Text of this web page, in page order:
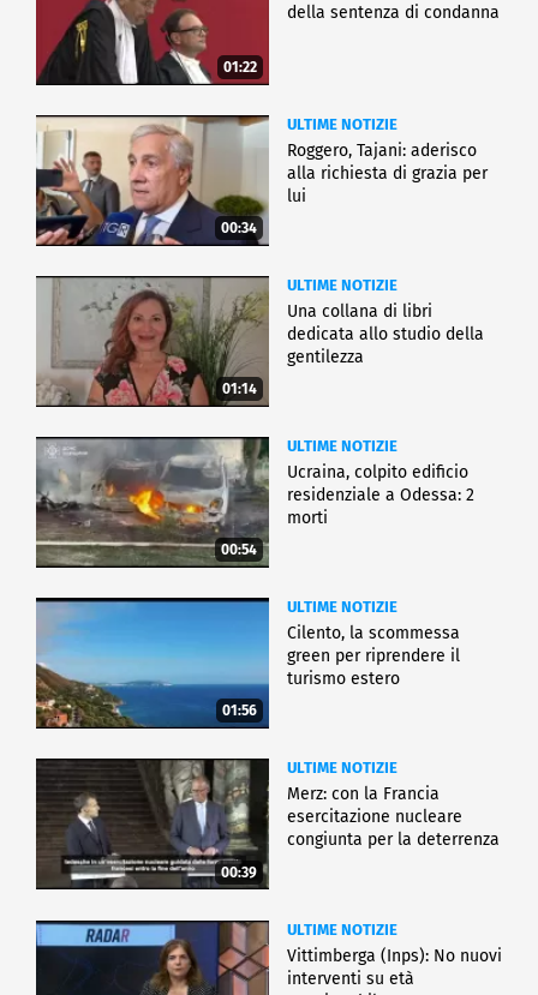
01:22
della sentenza di condanna
00:34
ULTIME NOTIZIE
Roggero, Tajani: aderisco
alla richiesta di grazia per
lui
01:14
ULTIME NOTIZIE
Una collana di libri
dedicata allo studio della
gentilezza
00:54
ULTIME NOTIZIE
Ucraina, colpito edificio
residenziale a Odessa: 2
morti
01:56
ULTIME NOTIZIE
Cilento, la scommessa
green per riprendere il
turismo estero
00:39
ULTIME NOTIZIE
Merz: con la Francia
esercitazione nucleare
congiunta per la deterrenza
ULTIME NOTIZIE
Vittimberga (Inps): No nuovi
interventi su età